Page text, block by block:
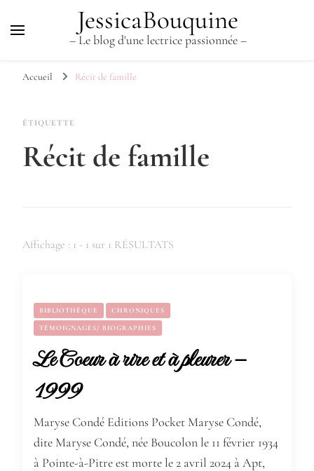
JessicaBouquine
– Le blog d'une lectrice passionnée –
Accueil Récit de famille
ÉTIQUETTE
Récit de famille
Affichage : 1 - 1 sur 1 RÉSULTATS
BIBLIOTHÈQUE CHRONIQUES
TÉMOIGNAGES/ BIOGRAPHIES
Le Coeur à rire et à pleurer –
1999
Maryse Condé Editions Pocket Maryse Condé,
dite Maryse Condé, née Boucolon le 11 février 1934
à Pointe-à-Pitre est morte le 2 avril 2024 à Apt,